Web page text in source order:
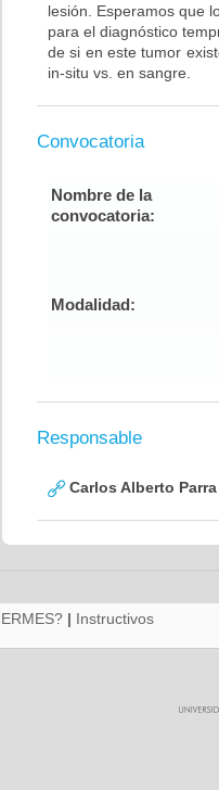
lesión. Esperamos que
para el diagnóstico
de si en este tumor
in-situ vs. en sangre.
Convocatoria
Nombre de la
convocatoria:
Modalidad:
Responsable
Carlos Alberto
| Instructivos